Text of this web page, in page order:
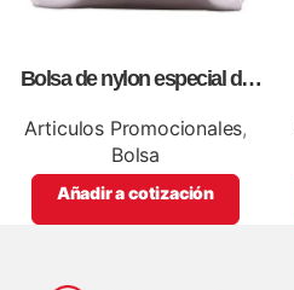
Bolsa de nylon especial de
con impresión full color.
Articulos Promocionales,
Bolsa
Añadir a cotización